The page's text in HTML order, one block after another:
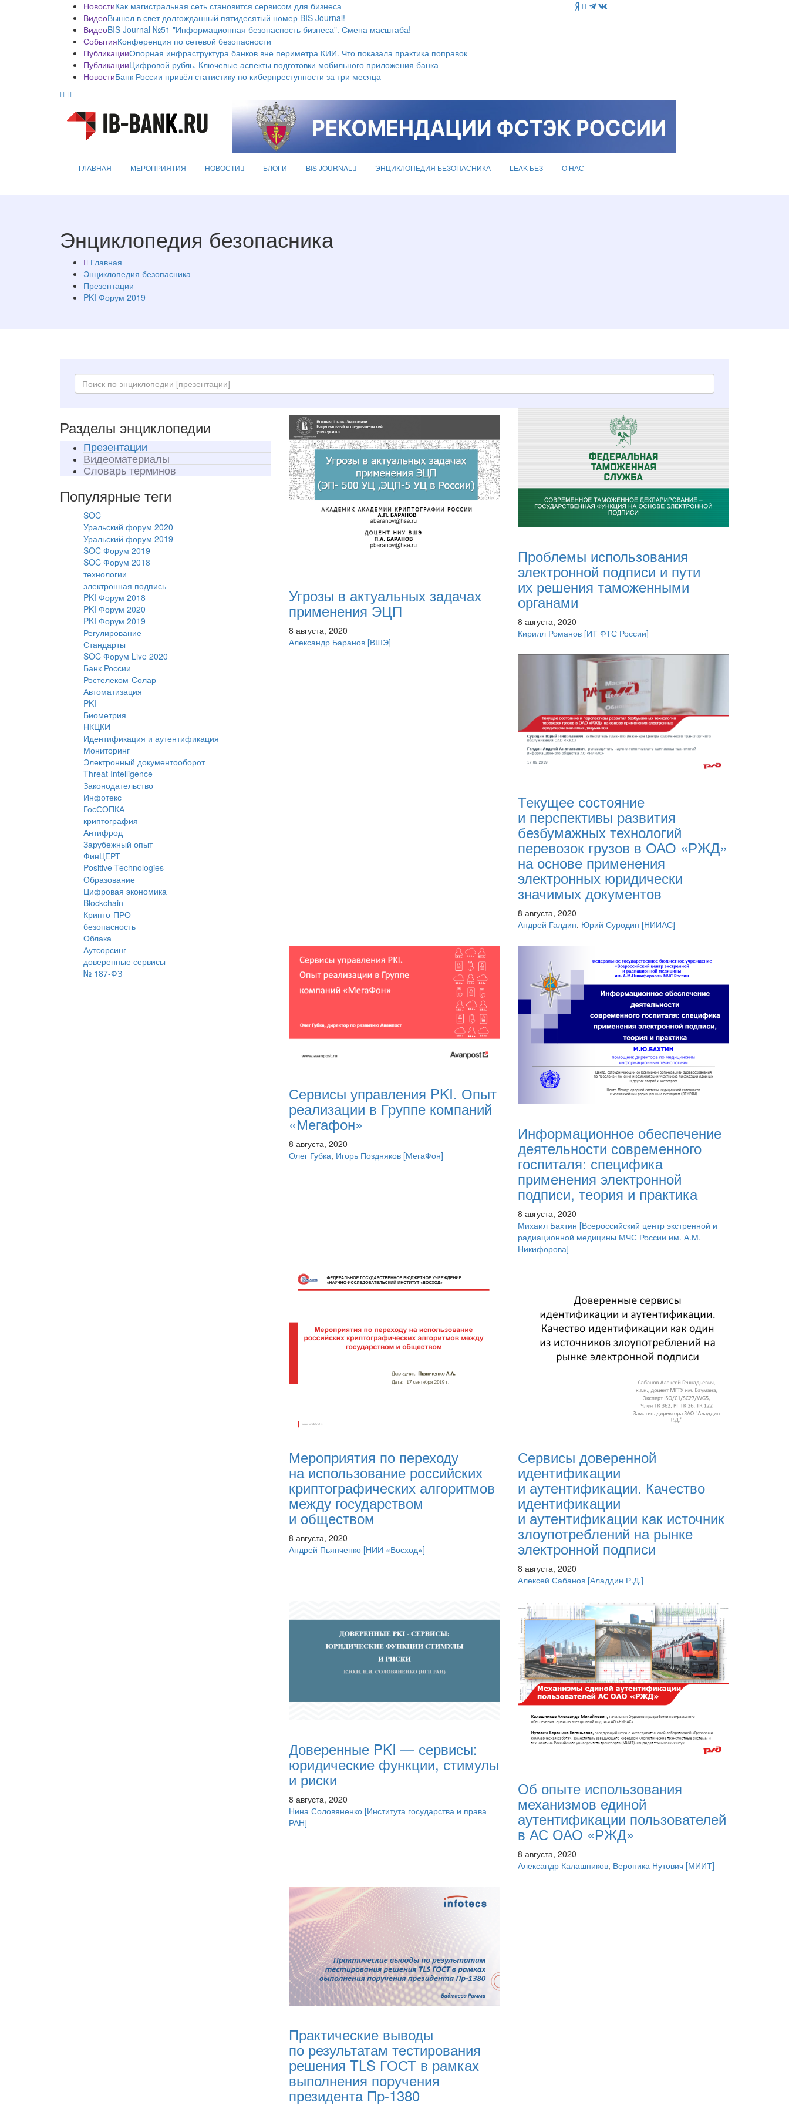
НовостиКак магистральная сеть становится сервисом для бизнеса
ВидеоВышел в свет долгожданный пятидесятый номер BIS Journal!
ВидеоBIS Journal №51 "Информационная безопасность бизнеса". Смена масштаба!
СобытияКонференция по сетевой безопасности
ПубликацииОпорная инфраструктура банков вне периметра КИИ. Что показала практика поправок
ПубликацииЦифровой рубль. Ключевые аспекты подготовки мобильного приложения банка
НовостиБанк России привёл статистику по киберпреступности за три месяца
ГЛАВНАЯ МЕРОПРИЯТИЯ НОВОСТИ БЛОГИ BIS JOURNAL ЭНЦИКЛОПЕДИЯ БЕЗОПАСНИКА LEAK-БЕЗ О НАС
Энциклопедия безопасника
Главная
Энциклопедия безопасника
Презентации
PKI Форум 2019
Разделы энциклопедии
Презентации
Видеоматериалы
Словарь терминов
Популярные теги
SOC
Уральский форум 2020
Уральский форум 2019
SOC Форум 2019
SOC Форум 2018
технологии
электронная подпись
PKI Форум 2018
PKI Форум 2020
PKI Форум 2019
Регулирование
Стандарты
SOC Форум Live 2020
Банк России
Ростелеком-Солар
Автоматизация
PKI
Биометрия
НКЦКИ
Идентификация и аутентификация
Мониторинг
Электронный документооборот
Threat Intelligence
Законодательство
Инфотекс
ГосСОПКА
криптография
Антифрод
Зарубежный опыт
ФинЦЕРТ
Positive Technologies
Образование
Цифровая экономика
Blockchain
Крипто-ПРО
безопасность
Облака
Аутсорсинг
доверенные сервисы
№ 187-ФЗ
Угрозы в актуальных задачах
применения ЭЦП
8 августа, 2020
Александр Баранов [ВШЭ]
Проблемы использования
электронной подписи и пути
их решения таможенными
органами
8 августа, 2020
Кирилл Романов [ИТ ФТС России]
Текущее состояние
и перспективы развития
безбумажных технологий
перевозок грузов в ОАО «РЖД»
на основе применения
электронных юридически
значимых документов
8 августа, 2020
Андрей Галдин, Юрий Суродин [НИИАС]
Сервисы управления PKI. Опыт
реализации в Группе компаний
«Мегафон»
8 августа, 2020
Олег Губка, Игорь Поздняков [МегаФон]
Информационное обеспечение
деятельности современного
госпиталя: специфика
применения электронной
подписи, теория и практика
8 августа, 2020
Михаил Бахтин [Всероссийский центр экстренной и
радиационной медицины МЧС России им. А.М.
Никифорова]
Мероприятия по переходу
на использование российских
криптографических алгоритмов
между государством
и обществом
8 августа, 2020
Андрей Пьянченко [НИИ «Восход»]
Сервисы доверенной
идентификации
и аутентификации. Качество
идентификации
и аутентификации как источник
злоупотреблений на рынке
электронной подписи
8 августа, 2020
Алексей Сабанов [Аладдин Р.Д.]
Доверенные PKI — сервисы:
юридические функции, стимулы
и риски
8 августа, 2020
Нина Соловяненко [Института государства и права
РАН]
Об опыте использования
механизмов единой
аутентификации пользователей
в АС ОАО «РЖД»
8 августа, 2020
Александр Калашников, Вероника Нутович [МИИТ]
Практические выводы
по результатам тестирования
решения TLS ГОСТ в рамках
выполнения поручения
президента Пр-1380